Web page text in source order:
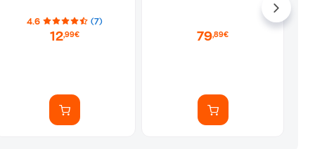
4.6 (7)
12,99€ 79,89€